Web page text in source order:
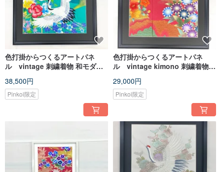
色打掛からつくるアートパネ
ル vintage 刺繍着物 和モダン
婚祝 新築祝 長寿祝 縁起物 額装
インテリア 額装58
38,500円
Pinkoi限定
色打掛からつくるアートパネ
ル vintage kimono 刺繍着物
ント 花柄 結婚祝 新築祝 縁起物
額装インテリア55
29,000円
Pinkoi限定